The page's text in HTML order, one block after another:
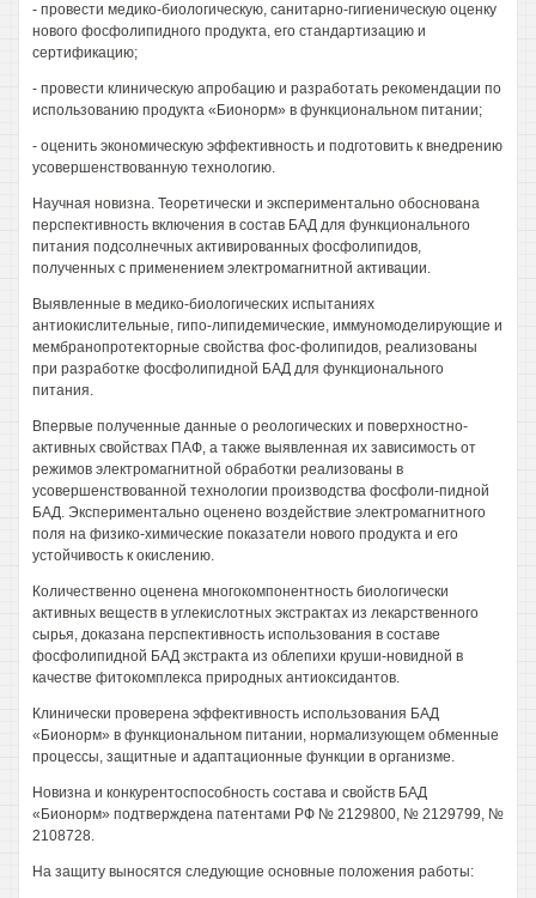
- провести медико-биологическую, санитарно-гигиеническую оценку
нового фосфолипидного продукта, его стандартизацию и
сертификацию;
- провести клиническую апробацию и разработать рекомендации по
использованию продукта «Бионорм» в функциональном питании;
- оценить экономическую эффективность и подготовить к внедрению
усовершенствованную технологию.
Научная новизна. Теоретически и экспериментально обоснована
перспективность включения в состав БАД для функционального
питания подсолнечных активированных фосфолипидов,
полученных с применением электромагнитной активации.
Выявленные в медико-биологических испытаниях
антиокислительные, гипо-липидемические, иммуномоделирующие и
мембранопротекторные свойства фос-фолипидов, реализованы
при разработке фосфолипидной БАД для функционального
питания.
Впервые полученные данные о реологических и поверхностно-
активных свойствах ПАФ, а также выявленная их зависимость от
режимов электромагнитной обработки реализованы в
усовершенствованной технологии производства фосфоли-пидной
БАД. Экспериментально оценено воздействие электромагнитного
поля на физико-химические показатели нового продукта и его
устойчивость к окислению.
Количественно оценена многокомпонентность биологически
активных веществ в углекислотных экстрактах из лекарственного
сырья, доказана перспективность использования в составе
фосфолипидной БАД экстракта из облепихи круши-новидной в
качестве фитокомплекса природных антиоксидантов.
Клинически проверена эффективность использования БАД
«Бионорм» в функциональном питании, нормализующем обменные
процессы, защитные и адаптационные функции в организме.
Новизна и конкурентоспособность состава и свойств БАД
«Бионорм» подтверждена патентами РФ № 2129800, № 2129799, №
2108728.
На защиту выносятся следующие основные положения работы: